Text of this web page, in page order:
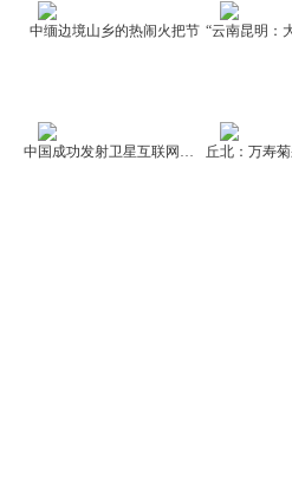
中缅边境山乡的热闹火把节
中国成功发射卫星互联网高轨卫星